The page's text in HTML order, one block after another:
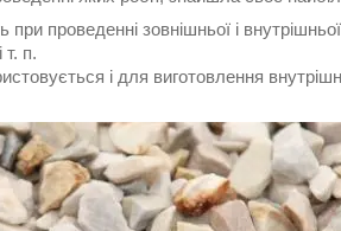
при проведенні зовнішньої і
т. п.
і для виготовлення